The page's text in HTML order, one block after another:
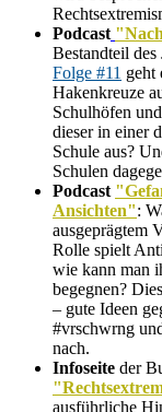
Podcast
Bestandteil
Folge #11 geht
Hakenkreuze
Schulhöfen
dieser in einer
Schule aus?
Schulen
Podcast
Ansichten":
ausgeprägtem
Rolle spielt
wie kann man
begegnen?
– gute Ideen
#vrschwrng
nach.
Infoseite der
ausführliche